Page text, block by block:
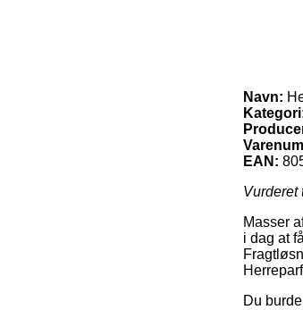
Navn:
EAN:
Vurderet
Masser
i dag at
Du